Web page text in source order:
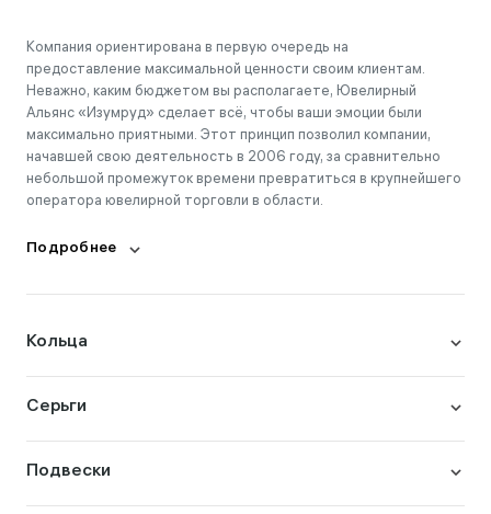
Компания ориентирована в первую очередь на
предоставление максимальной ценности своим клиентам.
Неважно, каким бюджетом вы располагаете, Ювелирный
Альянс «Изумруд» сделает всё, чтобы ваши эмоции были
максимально приятными. Этот принцип позволил компании,
начавшей свою деятельность в 2006 году, за сравнительно
небольшой промежуток времени превратиться в крупнейшего
оператора ювелирной торговли в области.
Подробнее
Кольца
Серьги
Подвески